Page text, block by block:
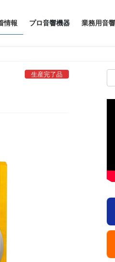
情報 プロ音響機器 業務用音
生産完了品